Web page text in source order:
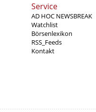
Service
AD HOC NEWSBREAK
Watchlist
Börsenlexikon
RSS_Feeds
Kontakt